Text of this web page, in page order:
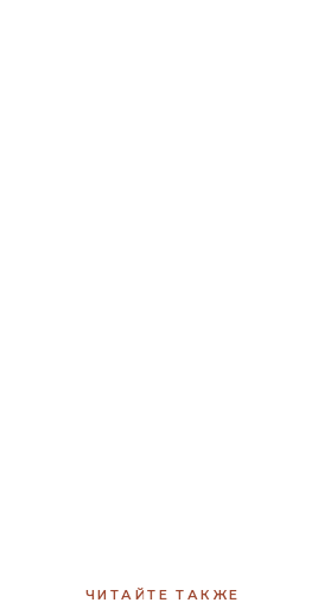
ЧИТАЙТЕ ТАКЖЕ